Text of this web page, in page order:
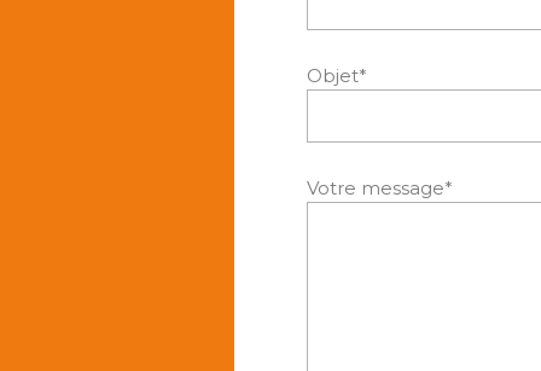
Objet*
Votre message*